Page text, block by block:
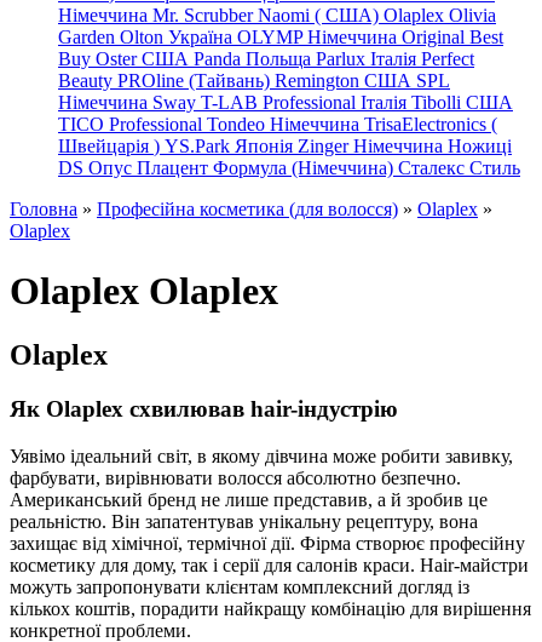
Німеччина Mr. Scrubber Naomi ( США) Olaplex Olivia
Garden Olton Україна OLYMP Німеччина Original Best
Buy Oster США Panda Польща Parlux Італія Perfect
Beauty PROline (Тайвань) Remington США SPL
Німеччина Sway T-LAB Professional Італія Tibolli США
TICO Professional Tondeo Німеччина TrisaElectronics (
Швейцарія ) YS.Park Японія Zinger Німеччина Ножиці
DS Опус Плацент Формула (Німеччина) Сталекс Стиль
Головна » Професійна косметика (для волосся) » Olaplex »
Olaplex
Olaplex Olaplex
Olaplex
Як Olaplex схвилював hair-індустрію
Уявімо ідеальний світ, в якому дівчина може робити завивку,
фарбувати, вирівнювати волосся абсолютно безпечно.
Американський бренд не лише представив, а й зробив це
реальністю. Він запатентував унікальну рецептуру, вона
захищає від хімічної, термічної дії. Фірма створює професійну
косметику для дому, так і серії для салонів краси. Hair-майстри
можуть запропонувати клієнтам комплексний догляд із
кількох коштів, порадити найкращу комбінацію для вирішення
конкретної проблеми.